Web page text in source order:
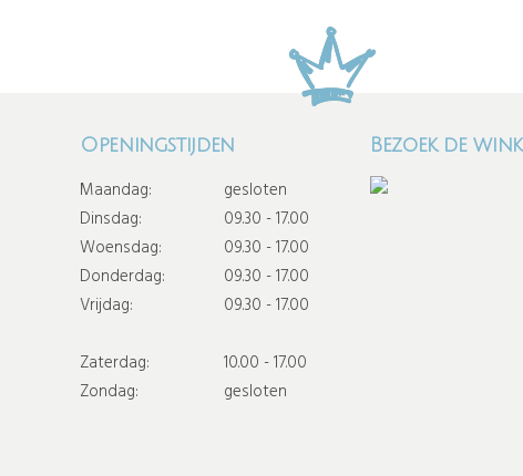
Openingstijden
Maandag:
Dinsdag:
Woensdag:
Donderdag:
Vrijdag:
Zaterdag:
Zondag:
gesloten
09.30 - 17.00
09.30 - 17.00
09.30 - 17.00
09.30 - 17.00
10.00 - 17.00
gesloten
Bezoek de